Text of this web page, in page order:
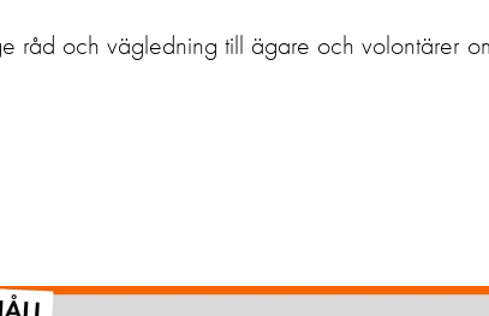
råd och vägledning till ägare och volontärer